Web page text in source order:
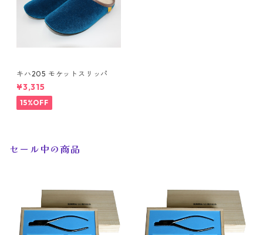
キハ205 モケットスリッパ
¥3,315
15%OFF
セール中の商品